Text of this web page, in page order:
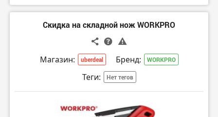
Скидка на складной нож WORKPRO
Магазин: uberdeal Бренд: WORKPRO
Теги: Нет тегов